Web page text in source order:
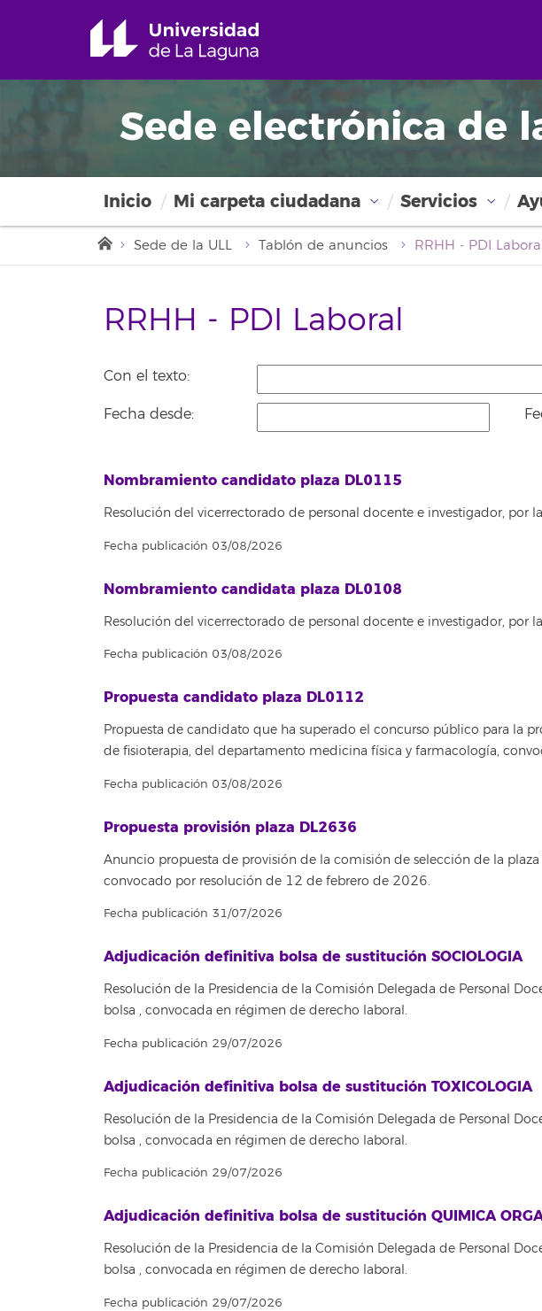
Sede electrónica de
Inicio Mi carpeta ciudadana Servicios
Sede de la ULL Tablón de anuncios RRHH - PDI
RRHH - PDI Laboral
Con el texto:
Fecha desde:
Nombramiento candidato plaza DL0115
Resolución del vicerrectorado de personal docente e investigador, por
Fecha publicación 03/08/2026
Nombramiento candidata plaza DL0108
Resolución del vicerrectorado de personal docente e investigador, por
Fecha publicación 03/08/2026
Propuesta candidato plaza DL0112
Propuesta de candidato que ha superado el concurso público para la
de fisioterapia, del departamento medicina física y farmacología,
Fecha publicación 03/08/2026
Propuesta provisión plaza DL2636
Anuncio propuesta de provisión de la comisión de selección de la
convocado por resolución de 12 de febrero de 2026.
Fecha publicación 31/07/2026
Adjudicación definitiva bolsa de sustitución SOCIOLOGIA
Resolución de la Presidencia de la Comisión Delegada de Personal
bolsa , convocada en régimen de derecho laboral.
Fecha publicación 29/07/2026
Adjudicación definitiva bolsa de sustitución TOXICOLOGIA
Resolución de la Presidencia de la Comisión Delegada de Personal
bolsa , convocada en régimen de derecho laboral.
Fecha publicación 29/07/2026
Adjudicación definitiva bolsa de sustitución QUIMICA
Resolución de la Presidencia de la Comisión Delegada de Personal
bolsa , convocada en régimen de derecho laboral.
Fecha publicación 29/07/2026